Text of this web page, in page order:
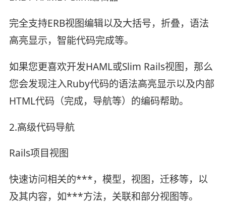
完全支持ERB视图编辑以及大括号，折叠，语法
高亮显示，智能代码完成等。
如果您更喜欢开发HAML或Slim Rails视图，那么
您会发现注入Ruby代码的语法高亮显示以及内部
HTML代码（完成，导航等）的编码帮助。
2.高级代码导航
Rails项目视图
快速访问相关的***，模型，视图，迁移等，以
及其内容，如***方法，关联和部分视图等。